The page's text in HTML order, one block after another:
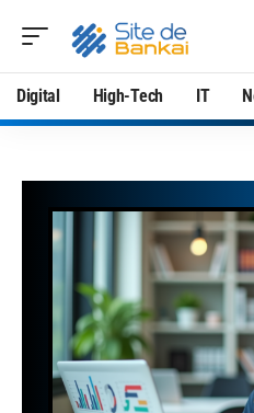
Digital High-Tech IT